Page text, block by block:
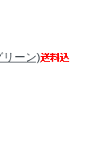
リーン)